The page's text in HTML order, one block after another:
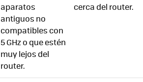
aparatos
antiguos no
compatibles con
5 GHz o que estén
muy lejos del
router.
cerca del router.